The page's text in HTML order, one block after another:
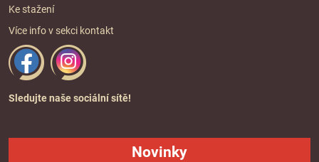
Ke stažení
Více info v sekci kontakt
Sledujte naše sociální sítě!
Novinky